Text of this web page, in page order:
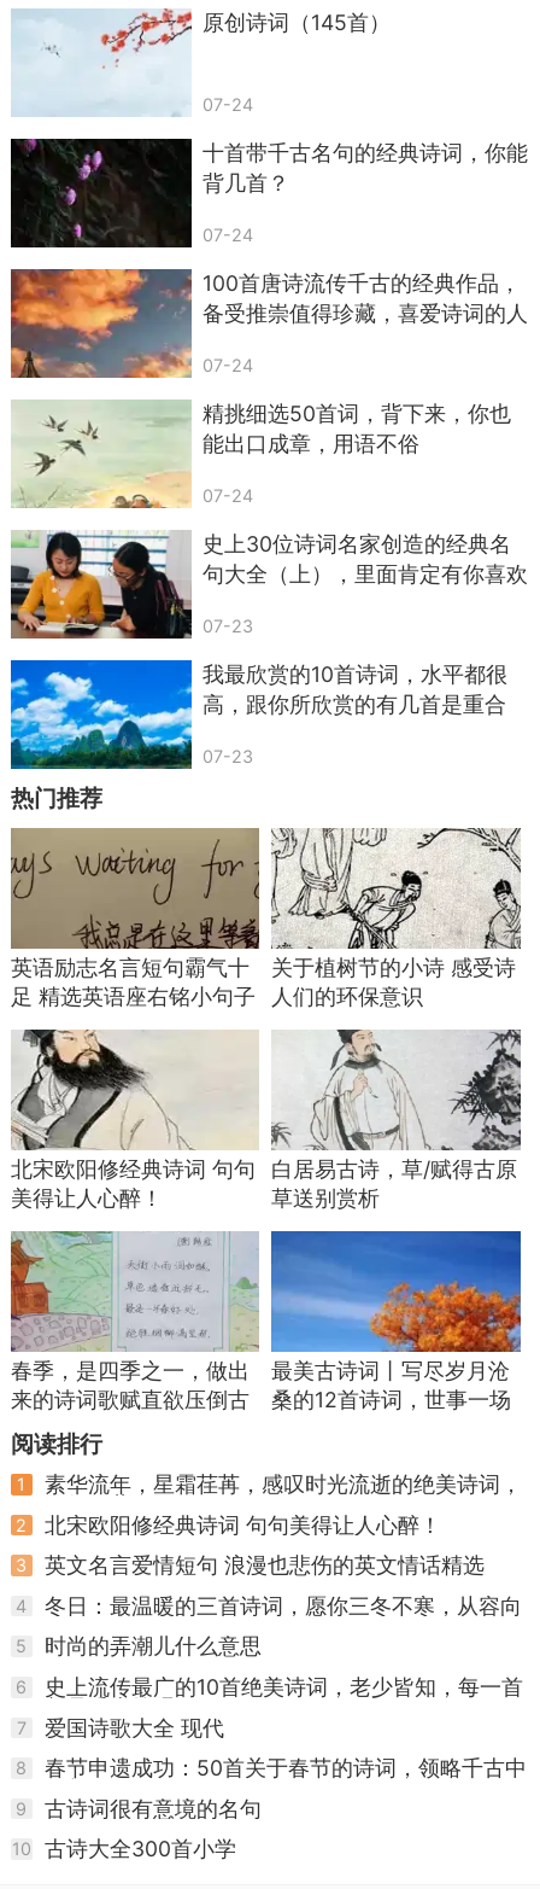
原创诗词（145首）
07-24
十首带千古名句的经典诗词，你能
背几首？
07-24
100首唐诗流传千古的经典作品，
备受推崇值得珍藏，喜爱诗词的人
07-24
精挑细选50首词，背下来，你也
能出口成章，用语不俗
07-24
史上30位诗词名家创造的经典名
句大全（上），里面肯定有你喜欢
07-23
我最欣赏的10首诗词，水平都很
高，跟你所欣赏的有几首是重合
07-23
热门推荐
英语励志名言短句霸气十
足 精选英语座右铭小句子
关于植树节的小诗 感受诗
人们的环保意识
北宋欧阳修经典诗词 句句
美得让人心醉！
白居易古诗，草/赋得古原
草送别赏析
春季，是四季之一，做出
来的诗词歌赋直欲压倒古
人
最美古诗词丨写尽岁月沧
桑的12首诗词，世事一场
阅读排行
1
素华流年，星霜荏苒，感叹时光流逝的绝美诗词，
2 北宋欧阳修经典诗词 句句美得让人心醉！
3 英文名言爱情短句 浪漫也悲伤的英文情话精选
4
冬日：最温暖的三首诗词，愿你三冬不寒，从容向
5 时尚的弄潮儿什么意思
6
史上流传最广的10首绝美诗词，老少皆知，每一首
7 爱国诗歌大全 现代
8
春节申遗成功：50首关于春节的诗词，领略千古中
9 古诗词很有意境的名句
10 古诗大全300首小学